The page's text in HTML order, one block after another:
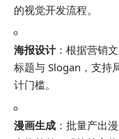
的视觉开发流程。
海报设计：根据营销
标题与 Slogan，支持
计门槛。
漫画生成 ：批量产出